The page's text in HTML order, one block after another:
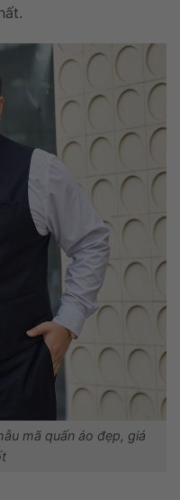
mã quấn áo đẹp, giá